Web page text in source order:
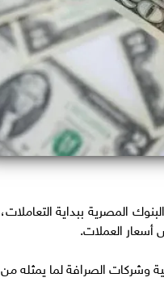
في العديد من البنوك المصرية ببداية التعاملات،
العملات.
وشركات الصرافة لما يمثله من